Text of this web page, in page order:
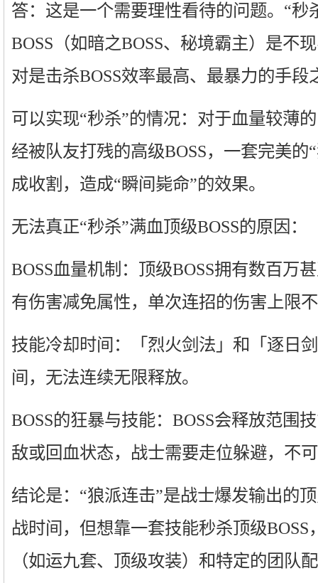
答：这是一个需要理性看待的问题。“秒
BOSS（如暗之BOSS、秘境霸主）是不
对是击杀BOSS效率最高、最暴力的手段
可以实现“秒杀”的情况：对于血量较薄
经被队友打残的高级BOSS，一套完美的
成收割，造成“瞬间毙命”的效果。
无法真正“秒杀”满血顶级BOSS的原因：
BOSS血量机制：顶级BOSS拥有数百万
有伤害减免属性，单次连招的伤害上限
技能冷却时间：「烈火剑法」和「逐日
间，无法连续无限释放。
BOSS的狂暴与技能：BOSS会释放范围
敌或回血状态，战士需要走位躲避，不
结论是：“狼派连击”是战士爆发输出的
战时间，但想靠一套技能秒杀顶级
（如运九套、顶级攻装）和特定的团队